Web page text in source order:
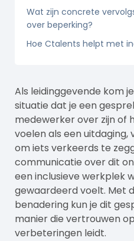
Wat zijn concrete
over beperking?
Hoe Ctalents helpt met
Als leidinggevende kom
situatie dat je een
medewerker over zijn of
voelen als een uitdaging,
om iets verkeerds te
communicatie over dit
een inclusieve werkplek
gewaardeerd voelt. Met
benadering kun je dit
manier die vertrouwen
verbeteringen leidt.